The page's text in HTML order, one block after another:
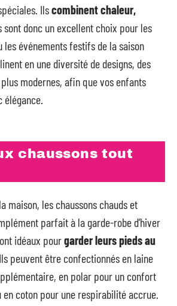
Ilscombinent chaleur,
sont donc un excellent choix pour les
événements festifs de la saison
en une diversité de designs, des
modernes, afin que vos enfants
élégance.
chaussons tout
maison, les chaussons chauds et
parfait à la garde-robe d’hiver
idéaux pourgarder leurs pieds au
peuvent être confectionnés en laine
en polar pour un confort
en coton pour une respirabilité accrue.